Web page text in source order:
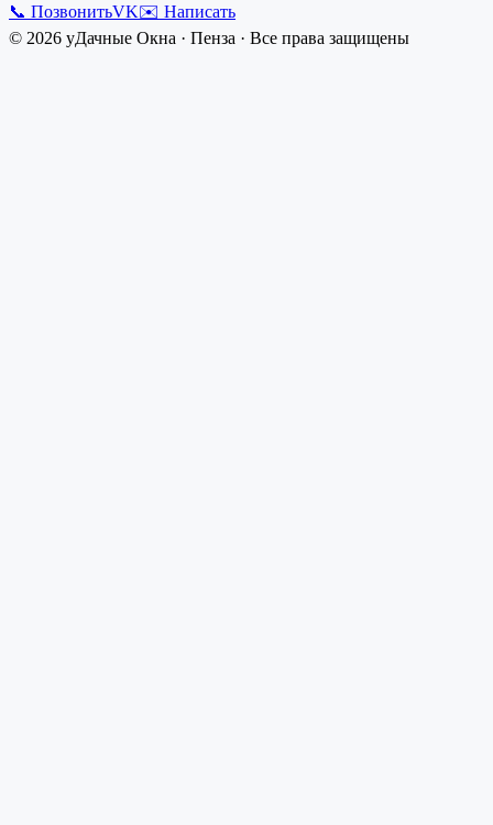
📞 ПозвонитьVK✉️ Написать
© 2026 уДачные Окна · Пенза · Все права защищены